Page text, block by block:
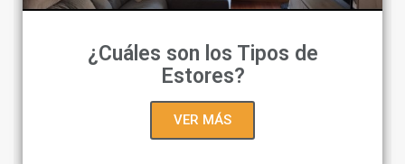
¿Cuáles son los Tipos de
Estores?
VER MÁS